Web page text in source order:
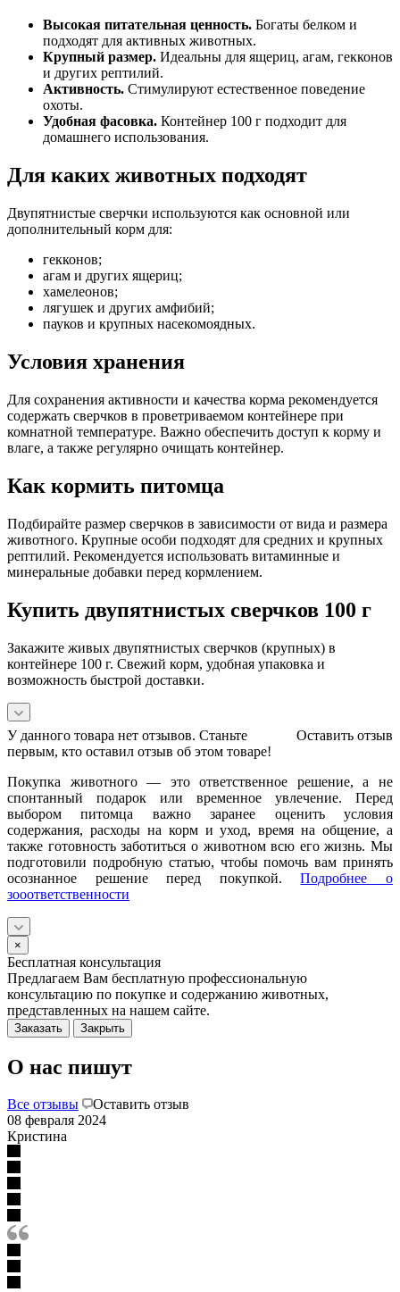
Высокая питательная ценность. Богаты белком и
подходят для активных животных.
Крупный размер. Идеальны для ящериц, агам, гекконов
и других рептилий.
Активность. Стимулируют естественное поведение
охоты.
Удобная фасовка. Контейнер 100 г подходит для
домашнего использования.
Для каких животных подходят
Двупятнистые сверчки используются как основной или
дополнительный корм для:
гекконов;
агам и других ящериц;
хамелеонов;
лягушек и других амфибий;
пауков и крупных насекомоядных.
Условия хранения
Для сохранения активности и качества корма рекомендуется
содержать сверчков в проветриваемом контейнере при
комнатной температуре. Важно обеспечить доступ к корму и
влаге, а также регулярно очищать контейнер.
Как кормить питомца
Подбирайте размер сверчков в зависимости от вида и размера
животного. Крупные особи подходят для средних и крупных
рептилий. Рекомендуется использовать витаминные и
минеральные добавки перед кормлением.
Купить двупятнистых сверчков 100 г
Закажите живых двупятнистых сверчков (крупных) в
контейнере 100 г. Свежий корм, удобная упаковка и
возможность быстрой доставки.
Оставить отзыв
У данного товара нет отзывов. Станьте
первым, кто оставил отзыв об этом товаре!
Покупка животного — это ответственное решение, а не
спонтанный подарок или временное увлечение. Перед
выбором питомца важно заранее оценить условия
содержания, расходы на корм и уход, время на общение, а
также готовность заботиться о животном всю его жизнь. Мы
подготовили подробную статью, чтобы помочь вам принять
осознанное решение перед покупкой.Подробнее о
зооответственности
×
Бесплатная консультация
Предлагаем Вам бесплатную профессиональную
консультацию по покупке и содержанию животных,
представленных на нашем сайте.
Заказать Закрыть
О нас пишут
Все отзывы
Оставить отзыв
08 февраля 2024
Кристина